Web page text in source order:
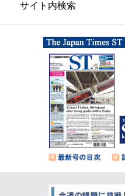
サイト内検索